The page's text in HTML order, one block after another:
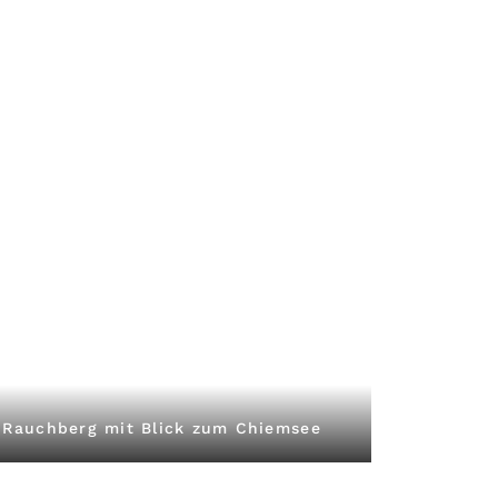
Rauchberg mit Blick zum Chiemsee